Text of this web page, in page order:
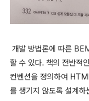
개발 방법론에 따른
할 수 있다. 책의 전반적
컨벤션을 정의하여
를 생기지 않도록 설계하